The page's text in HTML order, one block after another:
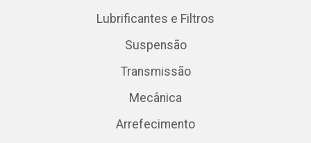
Lubrificantes e Filtros
Suspensão
Transmissão
Mecânica
Arrefecimento